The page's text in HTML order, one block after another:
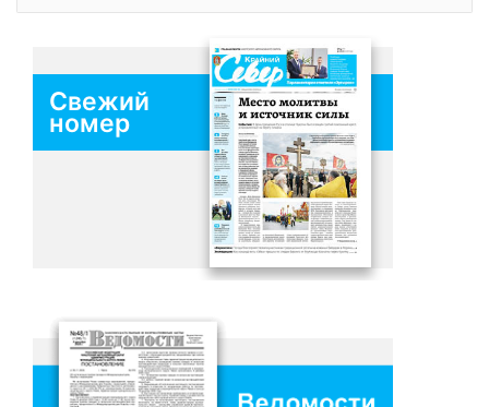
Свежий
номер